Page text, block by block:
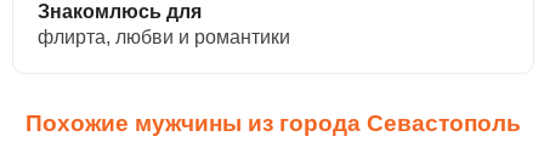
Знакомлюсь для
флирта, любви и романтики
Похожие мужчины из города Севастополь